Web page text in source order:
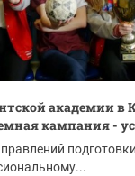
академии в
кампания -